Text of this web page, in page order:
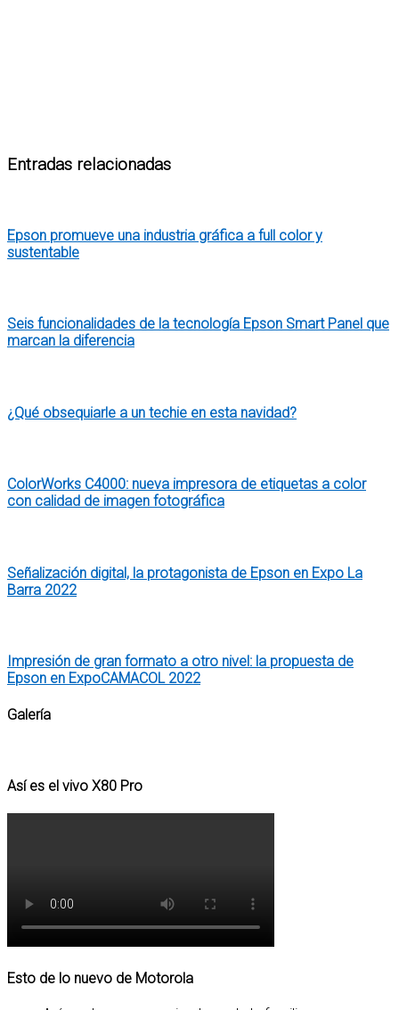
Entradas relacionadas
Epson promueve una industria gráfica a full color y
sustentable
Seis funcionalidades de la tecnología Epson Smart Panel que
marcan la diferencia
¿Qué obsequiarle a un techie en esta navidad?
ColorWorks C4000: nueva impresora de etiquetas a color
con calidad de imagen fotográfica
Señalización digital, la protagonista de Epson en Expo La
Barra 2022
Impresión de gran formato a otro nivel: la propuesta de
Epson en ExpoCAMACOL 2022
Galería
Así es el vivo X80 Pro
Esto de lo nuevo de Motorola